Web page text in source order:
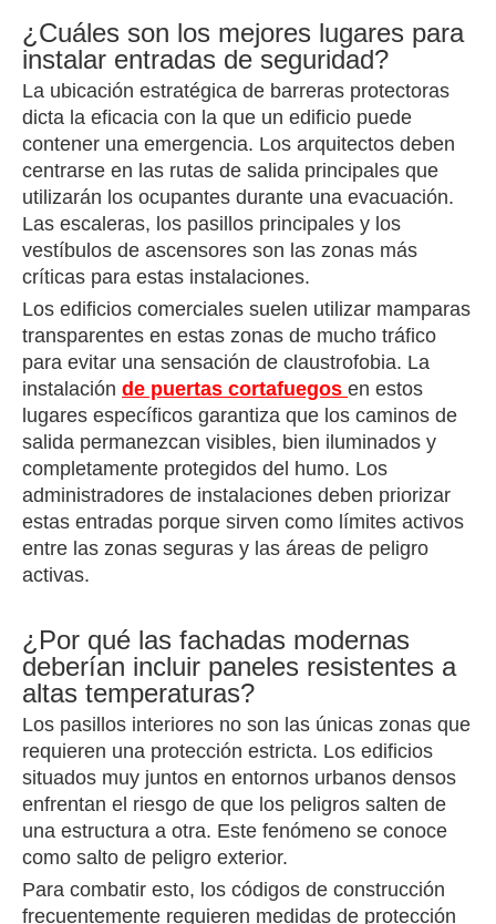
¿Cuáles son los mejores lugares para
instalar entradas de seguridad?
La ubicación estratégica de barreras protectoras
dicta la eficacia con la que un edificio puede
contener una emergencia. Los arquitectos deben
centrarse en las rutas de salida principales que
utilizarán los ocupantes durante una evacuación.
Las escaleras, los pasillos principales y los
vestíbulos de ascensores son las zonas más
críticas para estas instalaciones.
Los edificios comerciales suelen utilizar mamparas
transparentes en estas zonas de mucho tráfico
para evitar una sensación de claustrofobia. La
instalación de puertas cortafuegos en estos
lugares específicos garantiza que los caminos de
salida permanezcan visibles, bien iluminados y
completamente protegidos del humo. Los
administradores de instalaciones deben priorizar
estas entradas porque sirven como límites activos
entre las zonas seguras y las áreas de peligro
activas.
¿Por qué las fachadas modernas
deberían incluir paneles resistentes a
altas temperaturas?
Los pasillos interiores no son las únicas zonas que
requieren una protección estricta. Los edificios
situados muy juntos en entornos urbanos densos
enfrentan el riesgo de que los peligros salten de
una estructura a otra. Este fenómeno se conoce
como salto de peligro exterior.
Para combatir esto, los códigos de construcción
frecuentemente requieren medidas de protección